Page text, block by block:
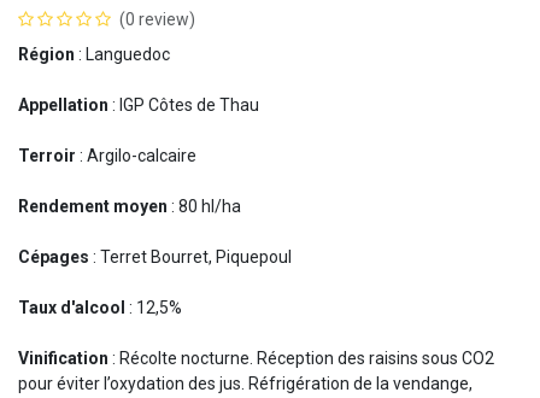
(0 review)
Région : Languedoc
Appellation : IGP Côtes de Thau
Terroir : Argilo-calcaire
Rendement moyen : 80 hl/ha
Cépages : Terret Bourret, Piquepoul
Taux d'alcool : 12,5%
Vinification : Récolte nocturne. Réception des raisins sous CO2
pour éviter l’oxydation des jus. Réfrigération de la vendange,